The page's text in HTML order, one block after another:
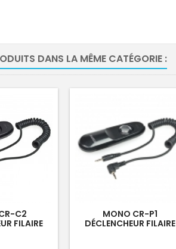
DANS LA MÊME CATÉGORIE :
C2
FILAIRE
MONO CR-P1
DÉCLENCHEUR FILAIRE